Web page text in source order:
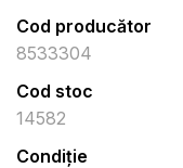
Cod producător
8533304
Cod stoc
14582
Condiție